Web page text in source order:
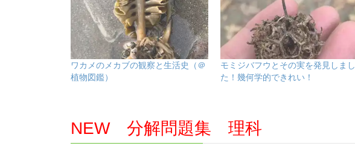
ワカメのメカブの観察と生活史（＠
植物図鑑）
モミジバフウとその実を発見しまし
た！幾何学的できれい！
NEW 分解問題集 理科